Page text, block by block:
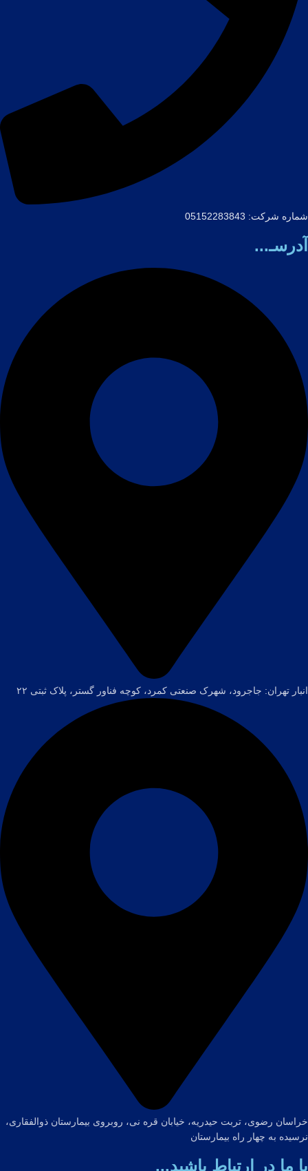
شماره شرکت: 05152283843
آدرسـ...
انبار تهران: جاجرود، شهرک صنعتی کمرد، کوچه فناور گستر، پلاک ثبتی ۲۲
خراسان رضوی، تربت حیدریه، خیابان قره نی، روبروی بیمارستان ذوالفقاری،
نرسیده به چهار راه بیمارستان
با ما در ارتباط باشید...